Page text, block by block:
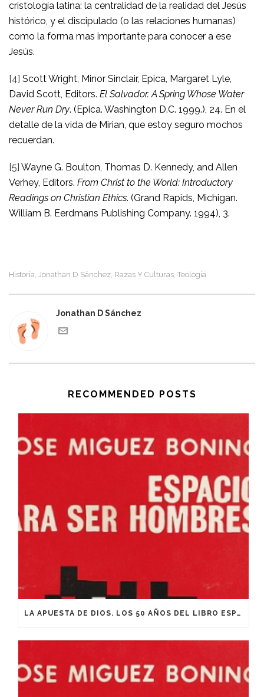
cristología latina: la centralidad de la realidad del Jesús
histórico, y el discipulado (o las relaciones humanas)
como la forma mas importante para conocer a ese
Jesús.
[4] Scott Wright, Minor Sinclair, Epica, Margaret Lyle,
David Scott, Editors. El Salvador. A Spring Whose Water
Never Run Dry. (Epica. Washington D.C. 1999.), 24. En el
detalle de la vida de Mirian, que estoy seguro mochos
recuerdan.
[5] Wayne G. Boulton, Thomas D. Kennedy, and Allen
Verhey, Editors. From Christ to the World: Introductory
Readings on Christian Ethics. (Grand Rapids, Michigan.
William B. Eerdmans Publishing Company. 1994), 3.
Historia, Jonathan D Sánchez, Razas Y Culturas, Teologia
Jonathan D Sánchez
RECOMMENDED POSTS
LA APUESTA DE DIOS. LOS 50 AÑOS DEL LIBRO ESPACIO PARA SER HOMBRES: DE JOSÉ MÍGUEZ BONINO. PARTE 2